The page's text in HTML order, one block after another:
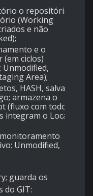
o repositório
(Working
e não
e o
(em ciclos)
Unmodified,
Area);
HASH, salva a
armazena o
(fluxo com todos
integram o Local
Unmodified,
guarda os
do GIT: